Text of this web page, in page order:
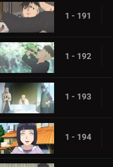
1 - 191
1 - 192
1 - 193
1 - 194